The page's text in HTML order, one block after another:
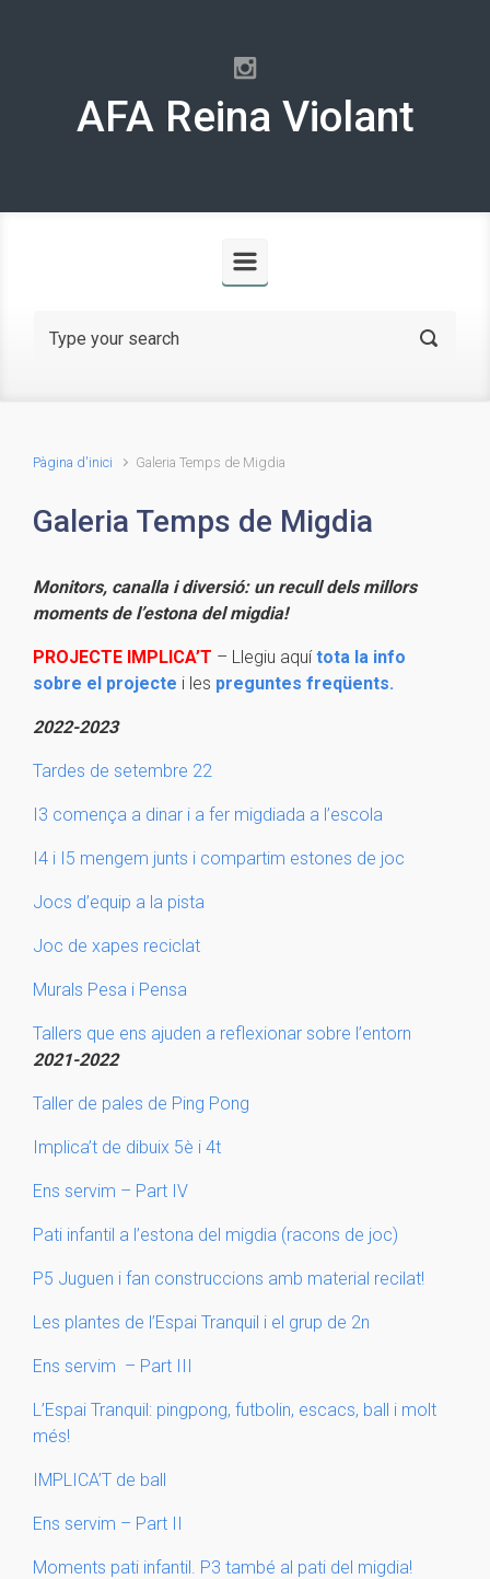
AFA Reina Violant
Pàgina d'inici Galeria Temps de Migdia
Galeria Temps de Migdia
Monitors, canalla i diversió: un recull dels millors
moments de l’estona del migdia!
PROJECTE IMPLICA’T – Llegiu aquítota la info
sobre el projecte i les preguntes freqüents.
2022-2023
Tardes de setembre 22
I3 comença a dinar i a fer migdiada a l’escola
I4 i I5 mengem junts i compartim estones de joc
Jocs d’equip a la pista
Joc de xapes reciclat
Murals Pesa i Pensa
Tallers que ens ajuden a reflexionar sobre l’entorn
2021-2022
Taller de pales de Ping Pong
Implica’t de dibuix 5è i 4t
Ens servim – Part IV
Pati infantil a l’estona del migdia (racons de joc)
P5 Juguen i fan construccions amb material recilat!
Les plantes de l’Espai Tranquil i el grup de 2n
Ens servim – Part III
L’Espai Tranquil: pingpong, futbolin, escacs, ball i molt
més!
IMPLICA’T de ball
Ens servim – Part II
Moments pati infantil. P3 també al pati del migdia!